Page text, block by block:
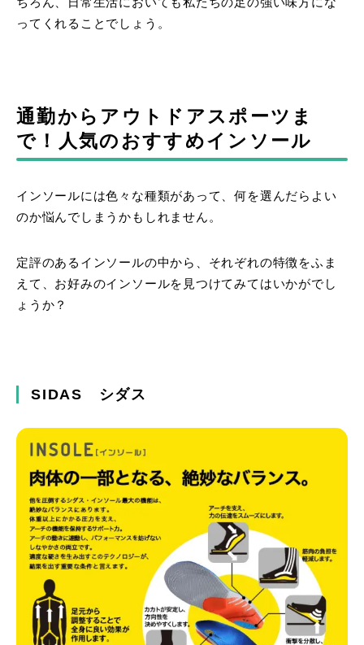
ってくれることでしょう。
通勤からアウトドアスポーツま
で！人気のおすすめインソール
インソールには色々な種類があって、何を選んだらよい
のか悩んでしまうかもしれません。
定評のあるインソールの中から、それぞれの特徴をふま
えて、お好みのインソールを見つけてみてはいかがでし
ょうか？
SIDAS シダス